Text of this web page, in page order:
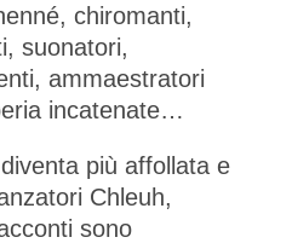
chiromanti,
suonatori,
ammaestratori
incatenate…
più affollata e
Chleuh,
sono